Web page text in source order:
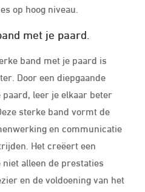
op hoog niveau.
met je paard.
band met je paard is
Door een diepgaande
leer je elkaar beter
sterke band vormt de
en communicatie
Het creëert een
alleen de prestaties
en de voldoening van het